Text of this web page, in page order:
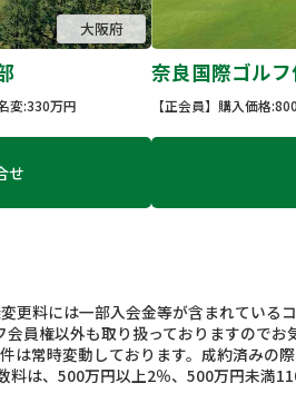
大阪府
変:330万円
せ
奈良国際ゴル
【正会員】 購入価格
更料には一部入会金等が含まれているコ
員権以外も取り扱っておりますのでお
は常時変動しております。成約済みの際
は、500万円以上2％、500万円未満